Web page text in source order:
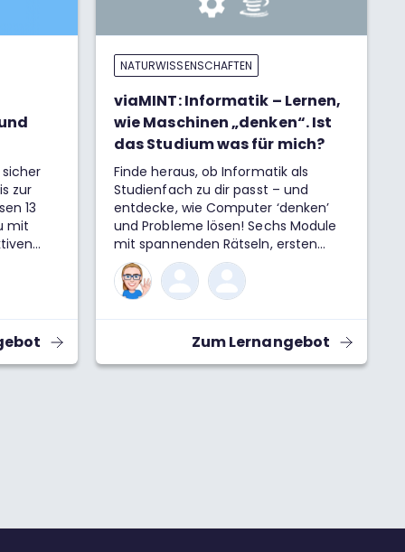
zur
13
mit
und
helfen
und
NATURWISSENSCHAFTEN
viaMINT: Informatik – Lernen,
wie Maschinen „denken“. Ist
das Studium was für mich?
Finde heraus, ob Informatik als
Studienfach zu dir passt – und
entdecke, wie Computer ‘denken’
und Probleme lösen! Sechs Module
mit spannenden Rätseln, ersten
Programmieraufgaben und
verständlichen Erklärungen bieten
dir einen praxisnahen Einblick in die
Welt der Informatik.
Zum Lernangebot